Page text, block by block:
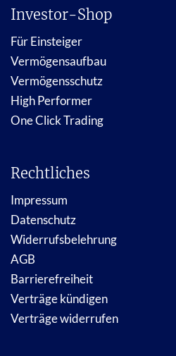
Investor-Shop
Für Einsteiger
Vermögensaufbau
Vermögensschutz
High Performer
One Click Trading
Rechtliches
Impressum
Datenschutz
Widerrufsbelehrung
AGB
Barrierefreiheit
Verträge kündigen
Verträge widerrufen